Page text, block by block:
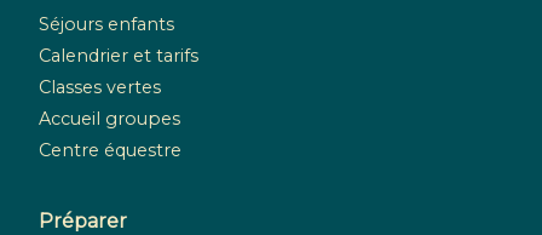
Séjours enfants
Calendrier et tarifs
Classes vertes
Accueil groupes
Centre équestre
Préparer